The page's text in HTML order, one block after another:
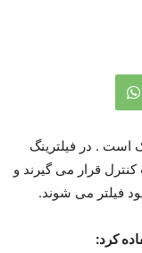
است . در فیلترینگ
قرار می گیرند و
کرد: